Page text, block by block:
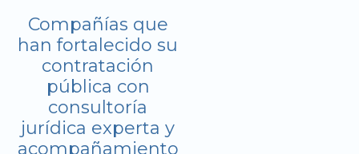
Compañías que
han fortalecido su
contratación
pública con
consultoría
jurídica experta y
acompañamiento